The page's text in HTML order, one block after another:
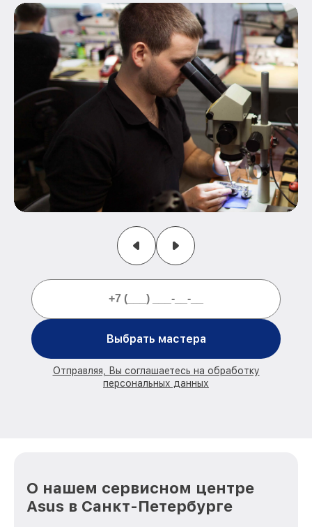
Выбрать мастера
Отправляя, Вы соглашаетесь на обработку
персональных данных
О нашем сервисном центре
Asus в Санкт-Петербурге